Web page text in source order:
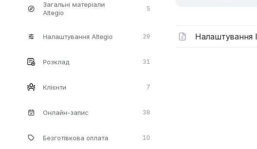
Загальні матеріали
Altegio
5
Налаштування Altegio 29
Розклад 31
Клієнти 7
Онлайн-запис 38
Безготiвкова оплата 10
Налаштування